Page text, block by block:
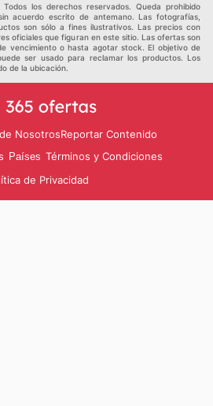
los derechos reservados. Queda prohibido
acuerdo escrito de antemano. Las fotografías,
son sólo a fines ilustrativos. Las precios con
oficiales que figuran en este sitio. Las ofertas son
vencimiento o hasta agotar stock. El objetivo de
ser usado para reclamar los productos. Los
de la ubicación.
NosotrosReportar Contenido
Países Términos y Condiciones
de Privacidad